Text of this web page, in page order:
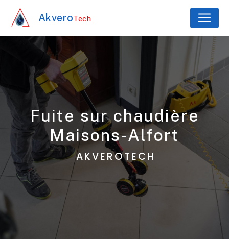
AkveroTech
fuite sur chaudière
Maisons-Alfort
AKVEROTECH
Panneau de gestion des cookies